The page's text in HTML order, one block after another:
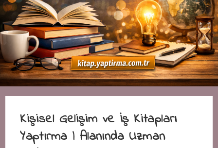
Kişisel Gelişim ve İş Kitapları
Yaptırma | Alanında Uzman